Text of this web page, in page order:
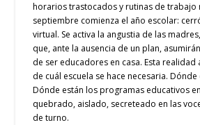
horarios trastocados y rutinas de trabajo
septiembre comienza el año escolar:
virtual. Se activa la angustia de las
que, ante la ausencia de un plan,
de ser educadores en casa. Esta
de cuál escuela se hace necesaria.
Dónde están los programas educativos
quebrado, aislado, secreteado en las
de turno.